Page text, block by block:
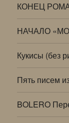
КОНЕЦ
НАЧАЛО
Кукисы (без
Пять писем
BOLERO